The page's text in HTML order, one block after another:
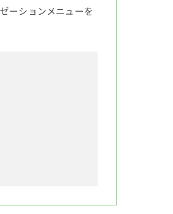
ーションメニューを